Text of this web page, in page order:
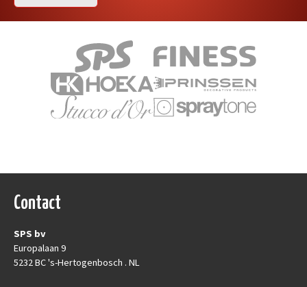
Contact
SPS bv
Europalaan 9
5232 BC 's-Hertogenbosch . NL